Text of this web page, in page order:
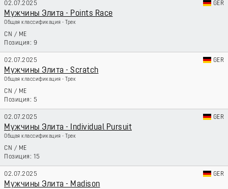
02.07.2025 GER
Мужчины Элита - Points Race
Общая классификация - Трек
CN / ME
9
02.07.2025 GER
Мужчины Элита - Scratch
Общая классификация - Трек
CN / ME
5
02.07.2025 GER
Мужчины Элита - Individual Pursuit
Общая классификация - Трек
CN / ME
15
02.07.2025 GER
Мужчины Элита - Madison